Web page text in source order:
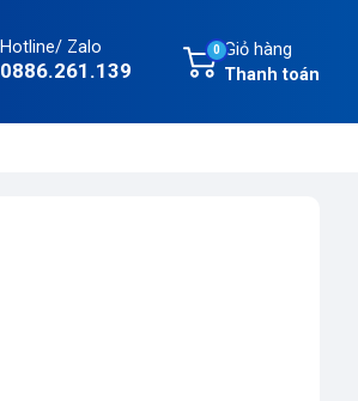
Hotline/ Zalo
0886.261.139
Giỏ hàng
Thanh toán
0